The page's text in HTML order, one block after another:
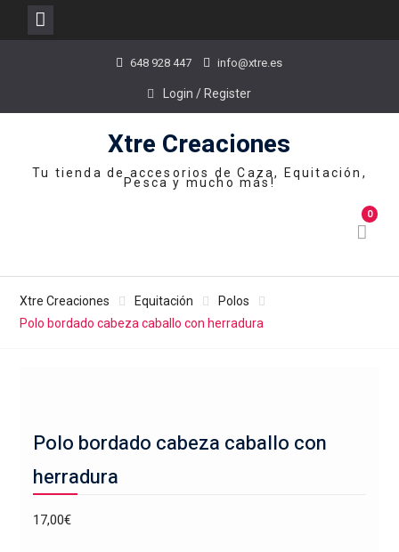
648 928 447 info@xtre.es
Login / Register
Xtre Creaciones
Tu tienda de accesorios de Caza, Equitación,
Pesca y mucho más!
0
Xtre Creaciones Equitación
Polos
Polo bordado cabeza caballo con herradura
Polo bordado cabeza caballo con
herradura
17,00€